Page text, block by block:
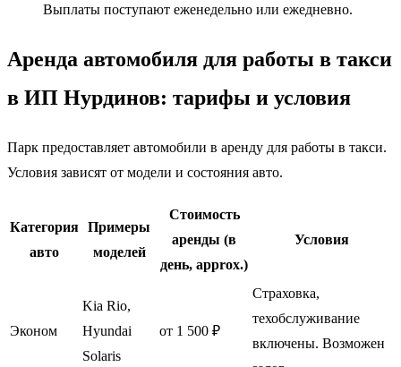
Выплаты поступают еженедельно или ежедневно.
Аренда автомобиля для работы в такси
в ИП Нурдинов: тарифы и условия
Парк предоставляет автомобили в аренду для работы в такси.
Условия зависят от модели и состояния авто.
Категория
авто
Примеры
моделей
Стоимость
аренды (в
день, approx.)
Условия
Эконом
Kia Rio,
Hyundai
Solaris
от 1 500 ₽
Страховка,
техобслуживание
включены. Возможен